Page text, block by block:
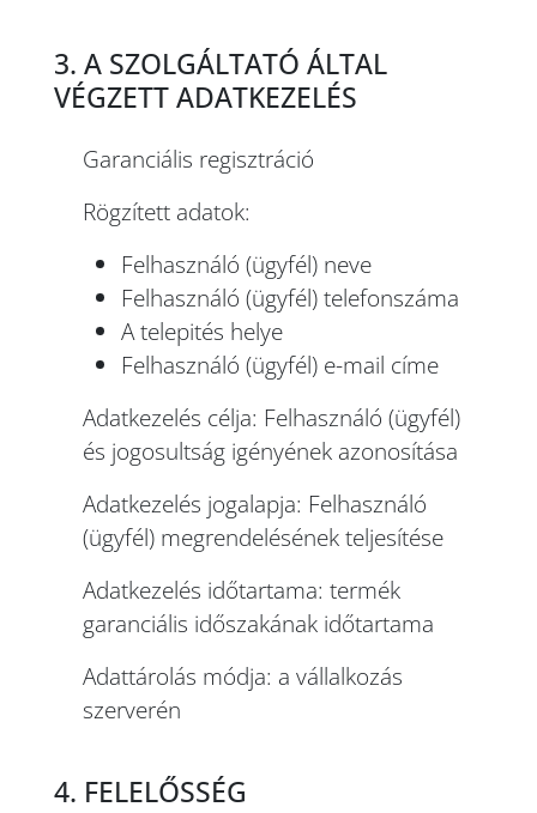
3. A SZOLGÁLTATÓ ÁLTAL
VÉGZETT ADATKEZELÉS
Garanciális regisztráció
Rögzített adatok:
Felhasználó (ügyfél) neve
Felhasználó (ügyfél) telefonszáma
A telepités helye
Felhasználó (ügyfél) e-mail címe
Adatkezelés célja: Felhasználó (ügyfél)
és jogosultság igényének azonosítása
Adatkezelés jogalapja: Felhasználó
(ügyfél) megrendelésének teljesítése
Adatkezelés időtartama: termék
garanciális időszakának időtartama
Adattárolás módja: a vállalkozás
szerverén
4. FELELŐSSÉG